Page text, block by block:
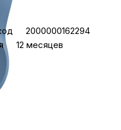
2000000162294
12 месяцев